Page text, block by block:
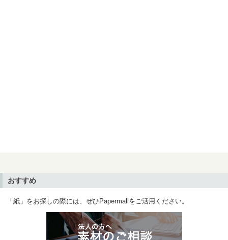
おすすめ
「紙」をお探しの際には、ぜひPapermallをご活用ください。